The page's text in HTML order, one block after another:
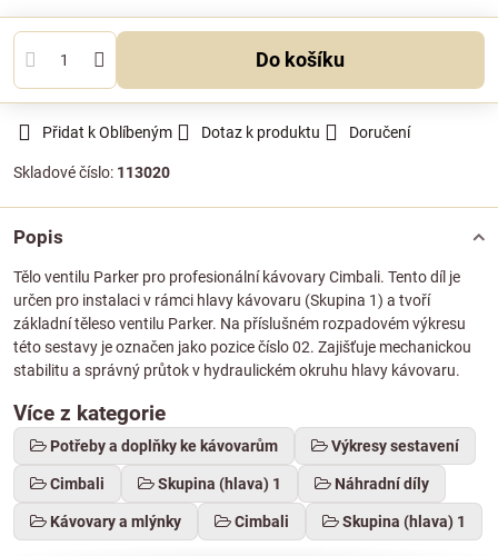
Do košíku
Přidat k Oblíbeným Dotaz k produktu Doručení
Skladové číslo: 113020
Popis
Tělo ventilu Parker pro profesionální kávovary Cimbali. Tento díl je
určen pro instalaci v rámci hlavy kávovaru (Skupina 1) a tvoří
základní těleso ventilu Parker. Na příslušném rozpadovém výkresu
této sestavy je označen jako pozice číslo 02. Zajišťuje mechanickou
stabilitu a správný průtok v hydraulickém okruhu hlavy kávovaru.
Více z kategorie
Potřeby a doplňky ke kávovarům Výkresy sestavení
Cimbali Skupina (hlava) 1 Náhradní díly
Kávovary a mlýnky Cimbali Skupina (hlava) 1